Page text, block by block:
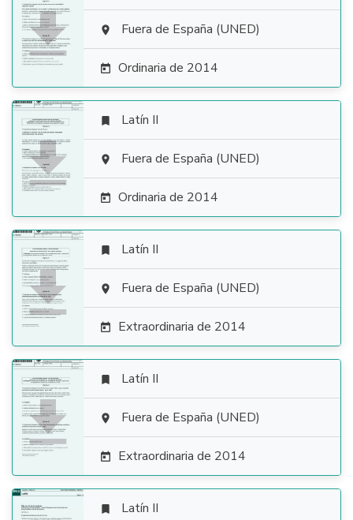
  Fuera de España (UNED)
 Ordinaria de 2014

 Latín II
 Fuera de España (UNED)
 Ordinaria de 2014

 Latín II
 Fuera de España (UNED)
 Extraordinaria de 2014

 Latín II
 Fuera de España (UNED)
 Extraordinaria de 2014
 Latín II